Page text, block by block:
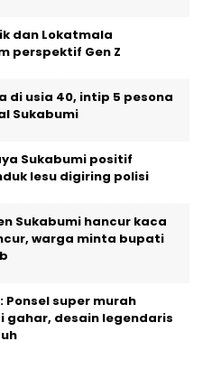
dan Lokatmala
perspektif Gen Z
di usia 40, intip 5 pesona
Sukabumi
Sukabumi positif
lesu digiring polisi
Sukabumi hancur kaca
warga minta bupati
Ponsel super murah
gahar, desain legendaris